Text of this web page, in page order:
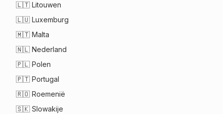
🇱🇹 Litouwen
🇱🇺 Luxemburg
🇲🇹 Malta
🇳🇱 Nederland
🇵🇱 Polen
🇵🇹 Portugal
🇷🇴 Roemenië
🇸🇰 Slowakije